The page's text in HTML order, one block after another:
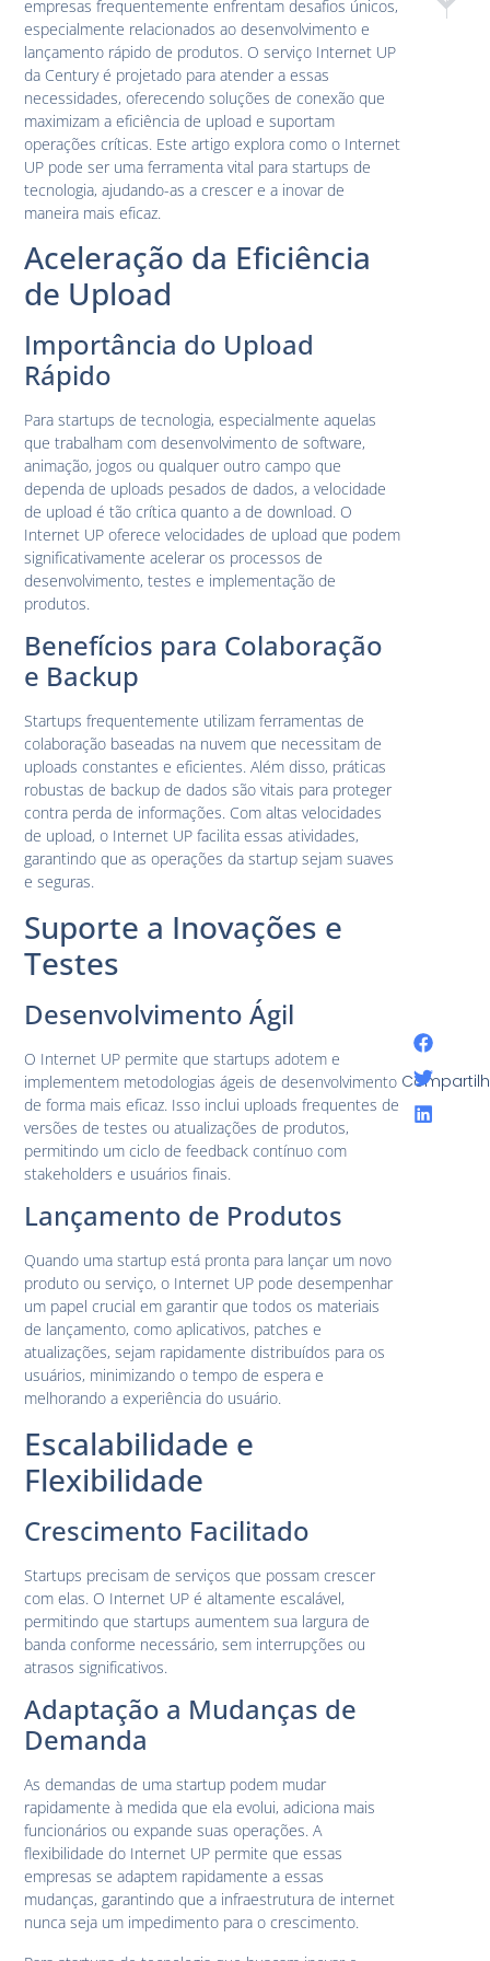
empresas frequentemente enfrentam desafios únicos,
especialmente relacionados ao desenvolvimento e
lançamento rápido de produtos. O serviço Internet UP
da Century é projetado para atender a essas
necessidades, oferecendo soluções de conexão que
maximizam a eficiência de upload e suportam
operações críticas. Este artigo explora como o Internet
UP pode ser uma ferramenta vital para startups de
tecnologia, ajudando-as a crescer e a inovar de
maneira mais eficaz.
Aceleração da Eficiência
de Upload
Importância do Upload
Rápido
Para startups de tecnologia, especialmente aquelas
que trabalham com desenvolvimento de software,
animação, jogos ou qualquer outro campo que
dependa de uploads pesados de dados, a velocidade
de upload é tão crítica quanto a de download. O
Internet UP oferece velocidades de upload que podem
significativamente acelerar os processos de
desenvolvimento, testes e implementação de
produtos.
Benefícios para Colaboração
e Backup
Startups frequentemente utilizam ferramentas de
colaboração baseadas na nuvem que necessitam de
uploads constantes e eficientes. Além disso, práticas
robustas de backup de dados são vitais para proteger
contra perda de informações. Com altas velocidades
de upload, o Internet UP facilita essas atividades,
garantindo que as operações da startup sejam suaves
e seguras.
Suporte a Inovações e
Testes
Desenvolvimento Ágil
O Internet UP permite que startups adotem e
implementem metodologias ágeis de desenvolvimento
de forma mais eficaz. Isso inclui uploads frequentes de
versões de testes ou atualizações de produtos,
permitindo um ciclo de feedback contínuo com
stakeholders e usuários finais.
Lançamento de Produtos
Quando uma startup está pronta para lançar um novo
produto ou serviço, o Internet UP pode desempenhar
um papel crucial em garantir que todos os materiais
de lançamento, como aplicativos, patches e
atualizações, sejam rapidamente distribuídos para os
usuários, minimizando o tempo de espera e
melhorando a experiência do usuário.
Escalabilidade e
Flexibilidade
Crescimento Facilitado
Startups precisam de serviços que possam crescer
com elas. O Internet UP é altamente escalável,
permitindo que startups aumentem sua largura de
banda conforme necessário, sem interrupções ou
atrasos significativos.
Adaptação a Mudanças de
Demanda
As demandas de uma startup podem mudar
rapidamente à medida que ela evolui, adiciona mais
funcionários ou expande suas operações. A
flexibilidade do Internet UP permite que essas
empresas se adaptem rapidamente a essas
mudanças, garantindo que a infraestrutura de internet
nunca seja um impedimento para o crescimento.
Internet